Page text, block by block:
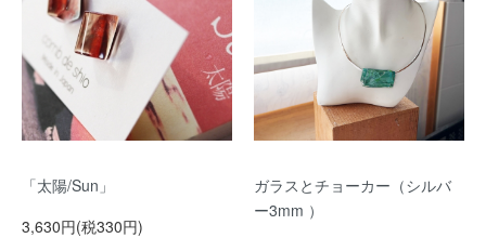
「太陽/Sun」
3,630円(税330円)
ガラスとチョーカー（シルバ
ー3mm ）